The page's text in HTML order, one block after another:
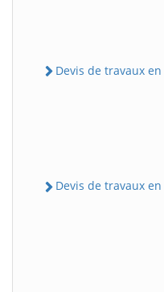
Devis de travaux en
Devis de travaux en